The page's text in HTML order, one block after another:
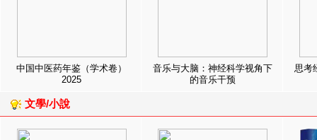
中国中医药年鉴（学术卷）
2025
音乐与大脑：神经科学视角下
的音乐干预
思考
文學/小說